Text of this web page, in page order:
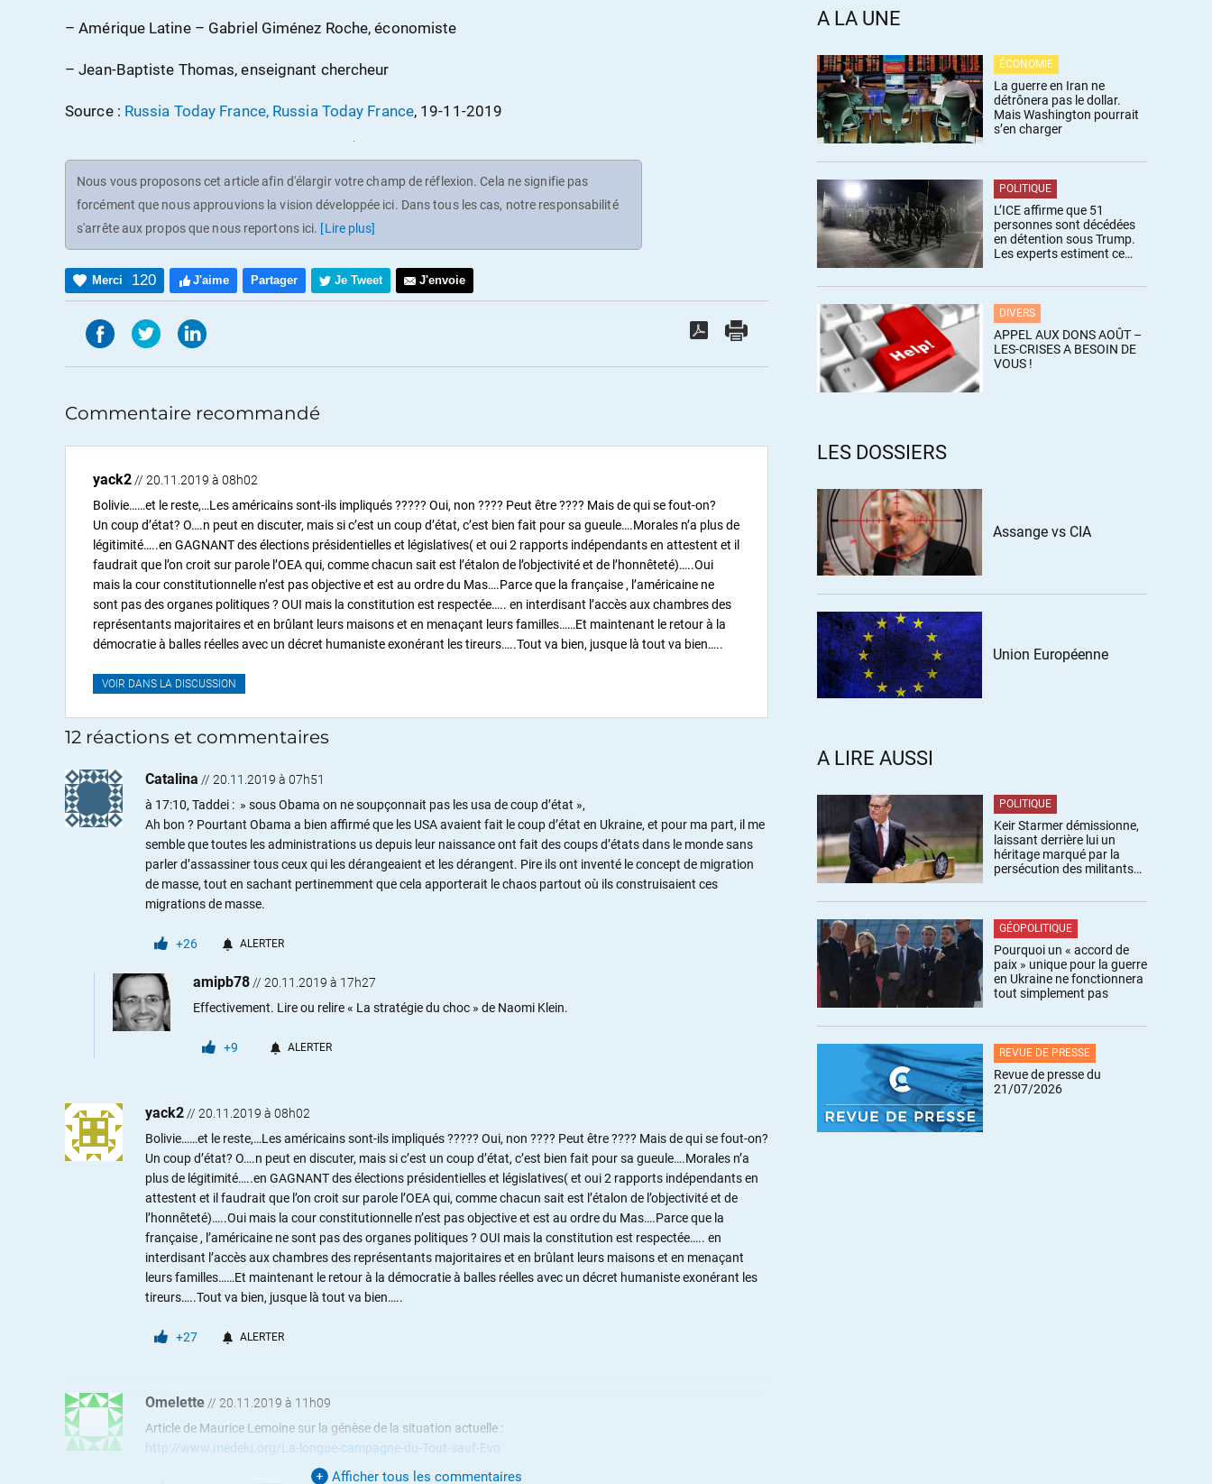
– Amérique Latine – Gabriel Giménez Roche, économiste
– Jean-Baptiste Thomas, enseignant chercheur
Source : Russia Today France, Russia Today France, 19-11-2019
Nous vous proposons cet article afin d'élargir votre champ de réflexion. Cela ne signifie pas
forcément que nous approuvions la vision développée ici. Dans tous les cas, notre responsabilité
s'arrête aux propos que nous reportons ici. [Lire plus]
Merci 120 J'aime Partager Je Tweet J'envoie
Commentaire recommandé
yack2 // 20.11.2019 à 08h02
Bolivie……et le reste,…Les américains sont-ils impliqués ????? Oui, non ???? Peut être ???? Mais de qui se fout-on?
Un coup d’état? O….n peut en discuter, mais si c’est un coup d’état, c’est bien fait pour sa gueule….Morales n’a plus de
légitimité…..en GAGNANT des élections présidentielles et législatives( et oui 2 rapports indépendants en attestent et il
faudrait que l’on croit sur parole l’OEA qui, comme chacun sait est l’étalon de l’objectivité et de l’honnêteté)…..Oui
mais la cour constitutionnelle n’est pas objective et est au ordre du Mas….Parce que la française , l’américaine ne
sont pas des organes politiques ? OUI mais la constitution est respectée….. en interdisant l’accès aux chambres des
représentants majoritaires et en brûlant leurs maisons et en menaçant leurs familles……Et maintenant le retour à la
démocratie à balles réelles avec un décret humaniste exonérant les tireurs…..Tout va bien, jusque là tout va bien…..
VOIR DANS LA DISCUSSION
12 réactions et commentaires
Catalina // 20.11.2019 à 07h51
à 17:10, Taddei : » sous Obama on ne soupçonnait pas les usa de coup d’état »,
Ah bon ? Pourtant Obama a bien affirmé que les USA avaient fait le coup d’état en Ukraine, et pour ma part, il me
semble que toutes les administrations us depuis leur naissance ont fait des coups d’états dans le monde sans
parler d’assassiner tous ceux qui les dérangeaient et les dérangent. Pire ils ont inventé le concept de migration
de masse, tout en sachant pertinemment que cela apporterait le chaos partout où ils construisaient ces
migrations de masse.
+26 ALERTER
amipb78 // 20.11.2019 à 17h27
Effectivement. Lire ou relire « La stratégie du choc » de Naomi Klein.
+9 ALERTER
yack2 // 20.11.2019 à 08h02
Bolivie……et le reste,…Les américains sont-ils impliqués ????? Oui, non ???? Peut être ???? Mais de qui se fout-on?
Un coup d’état? O….n peut en discuter, mais si c’est un coup d’état, c’est bien fait pour sa gueule….Morales n’a
plus de légitimité…..en GAGNANT des élections présidentielles et législatives( et oui 2 rapports indépendants en
attestent et il faudrait que l’on croit sur parole l’OEA qui, comme chacun sait est l’étalon de l’objectivité et de
l’honnêteté)…..Oui mais la cour constitutionnelle n’est pas objective et est au ordre du Mas….Parce que la
française , l’américaine ne sont pas des organes politiques ? OUI mais la constitution est respectée….. en
interdisant l’accès aux chambres des représentants majoritaires et en brûlant leurs maisons et en menaçant
leurs familles……Et maintenant le retour à la démocratie à balles réelles avec un décret humaniste exonérant les
tireurs…..Tout va bien, jusque là tout va bien…..
+27 ALERTER
Omelette // 20.11.2019 à 11h09
Article de Maurice Lemoine sur la génèse de la situation actuelle :
http://www.medelu.org/La-longue-campagne-du-Tout-sauf-Evo
Afficher tous les commentaires
A LA UNE
ÉCONOMIE
La guerre en Iran ne
détrônera pas le dollar.
Mais Washington pourrait
s’en charger
POLITIQUE
L’ICE affirme que 51
personnes sont décédées
en détention sous Trump.
Les experts estiment ce
DIVERS
APPEL AUX DONS AOÛT –
LES-CRISES A BESOIN DE
VOUS !
LES DOSSIERS
Assange vs CIA
Union Européenne
A LIRE AUSSI
POLITIQUE
Keir Starmer démissionne,
laissant derrière lui un
héritage marqué par la
persécution des militants
GÉOPOLITIQUE
Pourquoi un « accord de
paix » unique pour la guerre
en Ukraine ne fonctionnera
tout simplement pas
REVUE DE PRESSE
Revue de presse du
21/07/2026